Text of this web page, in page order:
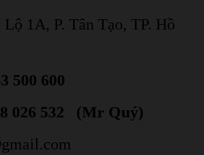
Lộ 1A, P. Tân Tạo, TP. Hồ
500 600
026 532 (Mr Quý)